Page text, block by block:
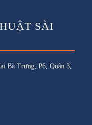
SÀI
Bà Trưng, P6, Quận 3,